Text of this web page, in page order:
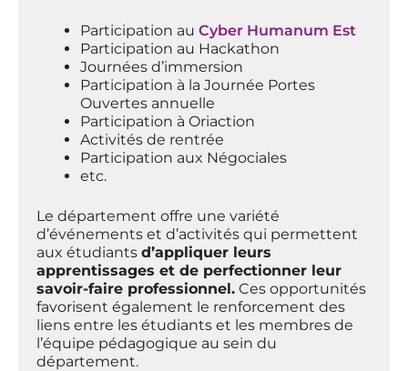
Participation au Cyber Humanum Est
Participation au Hackathon
Journées d’immersion
Participation à la Journée Portes
Ouvertes annuelle
Participation à Oriaction
Activités de rentrée
Participation aux Négociales
etc.
Le département offre une variété
d’événements et d’activités qui permettent
aux étudiants d’appliquer leurs
apprentissages et de perfectionner leur
savoir-faire professionnel. Ces opportunités
favorisent également le renforcement des
liens entre les étudiants et les membres de
l’équipe pédagogique au sein du
département.